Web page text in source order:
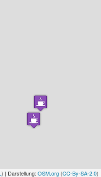
) | Darstellung: OSM.org (CC-By-SA-2.0)